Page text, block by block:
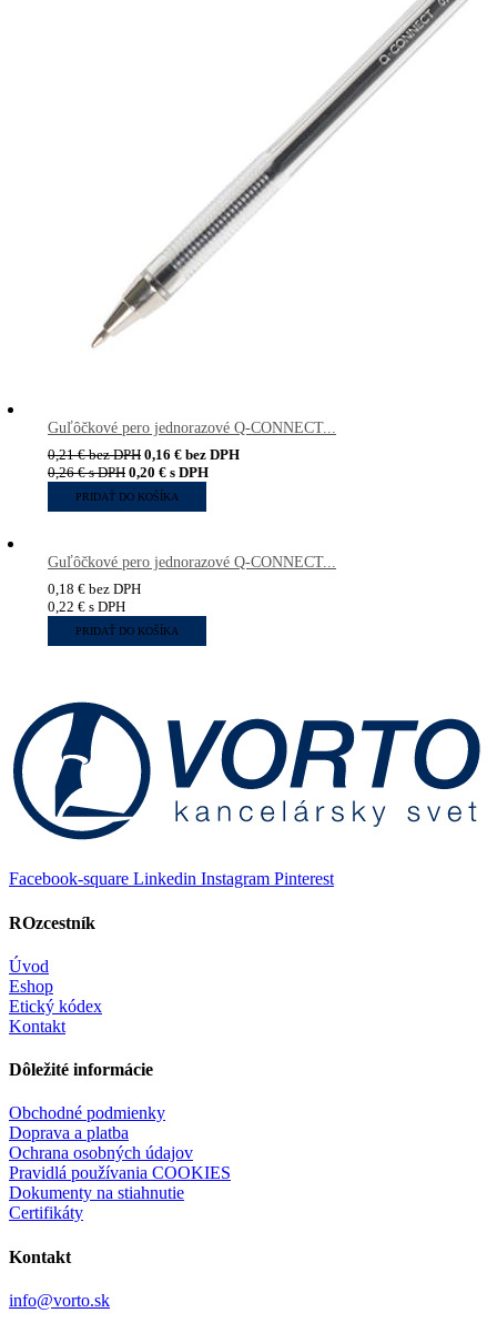
Guľôčkové pero jednorazové Q-CONNECT...
0,21€bez DPH 0,16 € bez DPH
0,26€s DPH 0,20 € s DPH
PRIDAŤ DO KOŠÍKA
Guľôčkové pero jednorazové Q-CONNECT...
0,18 € bez DPH
0,22 € s DPH
PRIDAŤ DO KOŠÍKA
Facebook-square Linkedin Instagram Pinterest
ROzcestník
Úvod
Eshop
Etický kódex
Kontakt
Dôležité informácie
Obchodné podmienky
Doprava a platba
Ochrana osobných údajov
Pravidlá používania COOKIES
Dokumenty na stiahnutie
Certifikáty
Kontakt
info@vorto.sk